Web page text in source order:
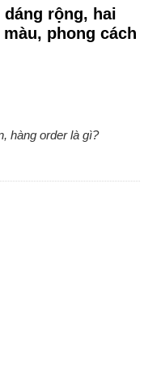
rộng, hai
phong cách
hàng order là gì?